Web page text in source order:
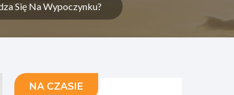
Się Na Wypoczynku?
NA CZASIE